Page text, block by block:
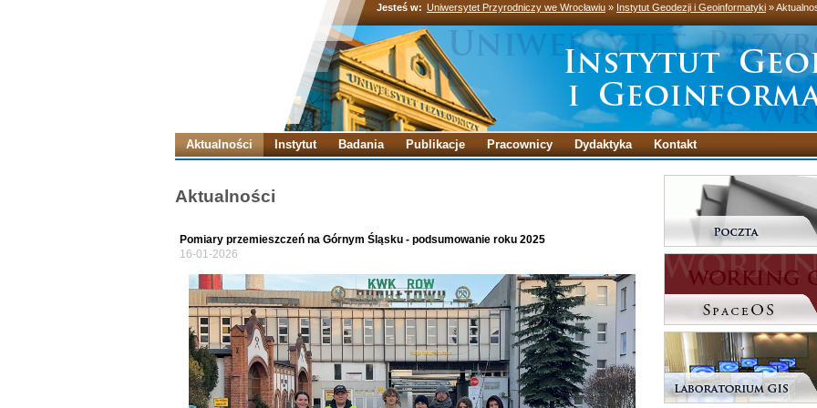
Jesteś w: Uniwersytet Przyrodniczy we Wrocławiu » Instytut Geodezji i Geoinformatyki »
Aktualności Instytut Badania Publikacje Pracownicy Dydaktyka Kontakt
Aktualności
Pomiary przemieszczeń na Górnym Śląsku - podsumowanie roku 2025
16-01-2026